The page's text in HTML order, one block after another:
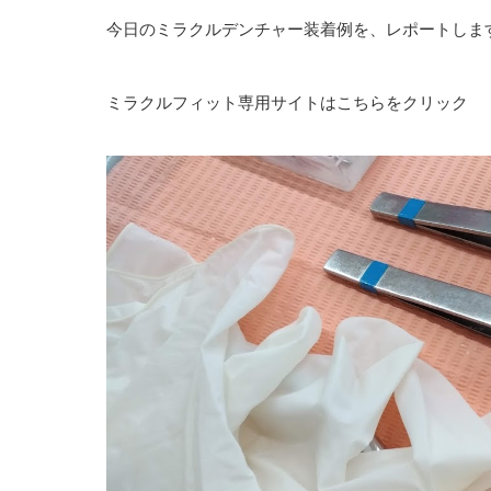
今日のミラクルデンチャー装着例を、レポートしま
ミラクルフィット専用サイトはこちらをクリック